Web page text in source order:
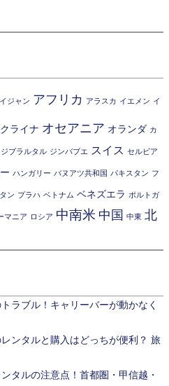
ジャン アフリカ アラスカ イエメン イ
ライナ オセアニア オランダ カ
ジブラルタル ジンバブエ スイス セルビア
ハンガリー バヌアツ共和国 パキスタン フ
ン プラハ ベトナム ベネズエラ ポルトガ
マニア ロシア 中南米 中国 中東 北
ラブル！キャリーバーが動かなく
ンタルと購入はどっちが便利？ 旅
タルの注意点！首都圏・甲信越・